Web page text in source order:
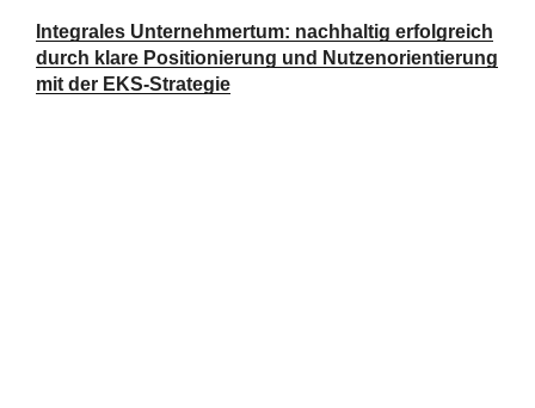
Integrales Unternehmertum: nachhaltig erfolgreich
durch klare Positionierung und Nutzenorientierung
mit der EKS-Strategie